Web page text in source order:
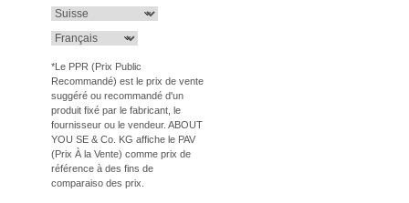
*Le PPR (Prix Public
Recommandé) est le prix de vente
suggéré ou recommandé d'un
produit fixé par le fabricant, le
fournisseur ou le vendeur. ABOUT
YOU SE & Co. KG affiche le PAV
(Prix À la Vente) comme prix de
référence à des fins de
comparaiso des prix.